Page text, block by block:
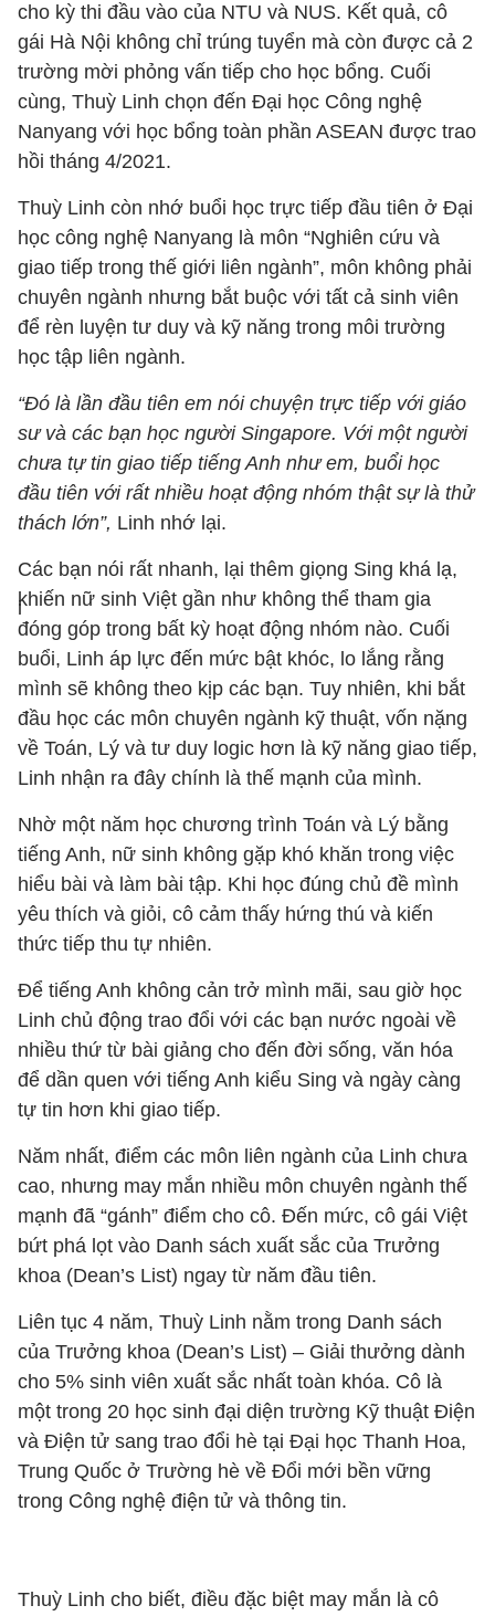
cho kỳ thi đầu vào của NTU và NUS. Kết quả, cô
gái Hà Nội không chỉ trúng tuyển mà còn được cả 2
trường mời phỏng vấn tiếp cho học bổng. Cuối
cùng, Thuỳ Linh chọn đến Đại học Công nghệ
Nanyang với học bổng toàn phần ASEAN được trao
hồi tháng 4/2021.
Thuỳ Linh còn nhớ buổi học trực tiếp đầu tiên ở Đại
học công nghệ Nanyang là môn “Nghiên cứu và
giao tiếp trong thế giới liên ngành”, môn không phải
chuyên ngành nhưng bắt buộc với tất cả sinh viên
để rèn luyện tư duy và kỹ năng trong môi trường
học tập liên ngành.
“Đó là lần đầu tiên em nói chuyện trực tiếp với giáo
sư và các bạn học người Singapore. Với một người
chưa tự tin giao tiếp tiếng Anh như em, buổi học
đầu tiên với rất nhiều hoạt động nhóm thật sự là thử
thách lớn”, Linh nhớ lại.
Các bạn nói rất nhanh, lại thêm giọng Sing khá lạ,
khiến nữ sinh Việt gần như không thể tham gia
đóng góp trong bất kỳ hoạt động nhóm nào. Cuối
buổi, Linh áp lực đến mức bật khóc, lo lắng rằng
mình sẽ không theo kịp các bạn. Tuy nhiên, khi bắt
đầu học các môn chuyên ngành kỹ thuật, vốn nặng
về Toán, Lý và tư duy logic hơn là kỹ năng giao tiếp,
Linh nhận ra đây chính là thế mạnh của mình.
Nhờ một năm học chương trình Toán và Lý bằng
tiếng Anh, nữ sinh không gặp khó khăn trong việc
hiểu bài và làm bài tập. Khi học đúng chủ đề mình
yêu thích và giỏi, cô cảm thấy hứng thú và kiến
thức tiếp thu tự nhiên.
Để tiếng Anh không cản trở mình mãi, sau giờ học
Linh chủ động trao đổi với các bạn nước ngoài về
nhiều thứ từ bài giảng cho đến đời sống, văn hóa
để dần quen với tiếng Anh kiểu Sing và ngày càng
tự tin hơn khi giao tiếp.
Năm nhất, điểm các môn liên ngành của Linh chưa
cao, nhưng may mắn nhiều môn chuyên ngành thế
mạnh đã “gánh” điểm cho cô. Đến mức, cô gái Việt
bứt phá lọt vào Danh sách xuất sắc của Trưởng
khoa (Dean’s List) ngay từ năm đầu tiên.
Liên tục 4 năm, Thuỳ Linh nằm trong Danh sách
của Trưởng khoa (Dean’s List) – Giải thưởng dành
cho 5% sinh viên xuất sắc nhất toàn khóa. Cô là
một trong 20 học sinh đại diện trường Kỹ thuật Điện
và Điện tử sang trao đổi hè tại Đại học Thanh Hoa,
Trung Quốc ở Trường hè về Đổi mới bền vững
trong Công nghệ điện tử và thông tin.
i
Thuỳ Linh cho biết, điều đặc biệt may mắn là cô